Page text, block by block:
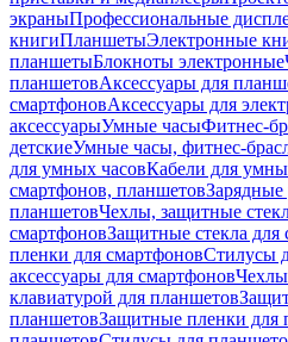
экраныПрофессиональные
книгиПланшетыЭлектронные
планшетыБлокноты электронные
планшетовАксессуары для
смартфоновАксессуары для
аксессуарыУмные часыФитнес-
детскиеУмные часы, фитнес-
для умных часовКабели для
смартфонов, планшетовЗарядные
планшетовЧехлы, защитные
смартфоновЗащитные стекла для
пленки для смартфоновСтилусы
аксессуары для смартфонов
клавиатурой для планшетов
планшетовЗащитные пленки для